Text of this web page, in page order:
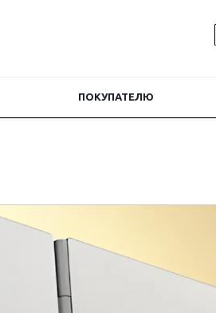
ПОКУПАТЕЛЮ